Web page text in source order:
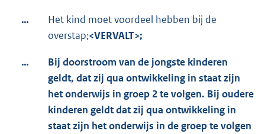
…
Het kind moet voordeel hebben bij de
overstap;<VERVALT>;
…
Bij doorstroom van de jongste kinderen
geldt, dat zij qua ontwikkeling in staat zijn
het onderwijs in groep 2 te volgen. Bij oudere
kinderen geldt dat zij qua ontwikkeling in
staat zijn het onderwijs in de groep te volgen